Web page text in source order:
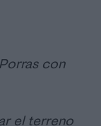
con
el terreno